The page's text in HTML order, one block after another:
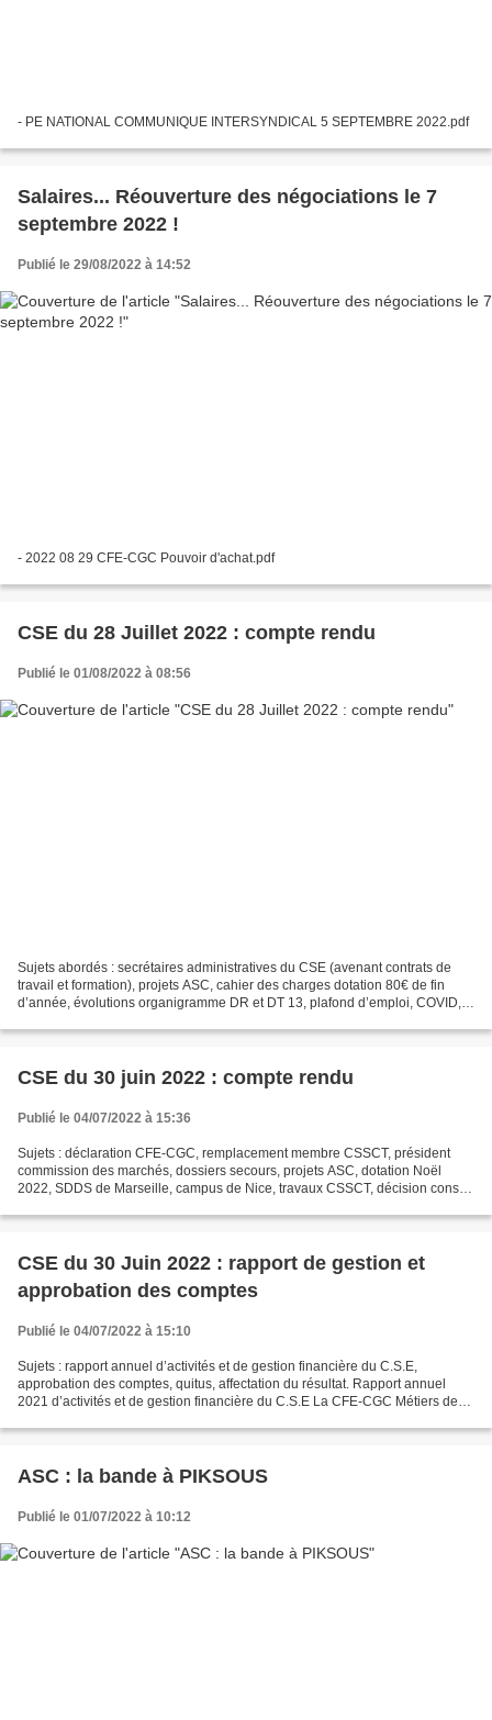
- PE NATIONAL COMMUNIQUE INTERSYNDICAL 5 SEPTEMBRE 2022.pdf
Salaires... Réouverture des négociations le 7
septembre 2022 !
Publié le 29/08/2022 à 14:52
- 2022 08 29 CFE-CGC Pouvoir d'achat.pdf
CSE du 28 Juillet 2022 : compte rendu
Publié le 01/08/2022 à 08:56
Sujets abordés : secrétaires administratives du CSE (avenant contrats de
travail et formation), projets ASC, cahier des charges dotation 80€ de fin
d’année, évolutions organigramme DR et DT 13, plafond d’emploi, COVID,
CSE du 30 juin 2022 : compte rendu
Publié le 04/07/2022 à 15:36
Sujets : déclaration CFE-CGC, remplacement membre CSSCT, président
commission des marchés, dossiers secours, projets ASC, dotation Noël
2022, SDDS de Marseille, campus de Nice, travaux CSSCT, décision conseil
CSE du 30 Juin 2022 : rapport de gestion et
approbation des comptes
Publié le 04/07/2022 à 15:10
Sujets : rapport annuel d’activités et de gestion financière du C.S.E,
approbation des comptes, quitus, affectation du résultat. Rapport annuel
2021 d’activités et de gestion financière du C.S.E La CFE-CGC Métiers de
ASC : la bande à PIKSOUS
Publié le 01/07/2022 à 10:12